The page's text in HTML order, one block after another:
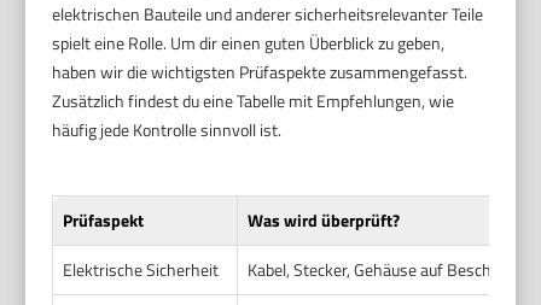
elektrischen Bauteile und anderer sicherheitsrelevanter Teile
spielt eine Rolle. Um dir einen guten Überblick zu geben,
haben wir die wichtigsten Prüfaspekte zusammengefasst.
Zusätzlich findest du eine Tabelle mit Empfehlungen, wie
häufig jede Kontrolle sinnvoll ist.
Prüfaspekt
Was wird überprüft?
Elektrische Sicherheit
Kabel, Stecker, Gehäuse auf